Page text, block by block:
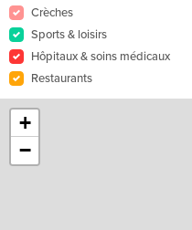
Crèches
Sports & loisirs
Hôpitaux & soins médicaux
Restaurants
+
−